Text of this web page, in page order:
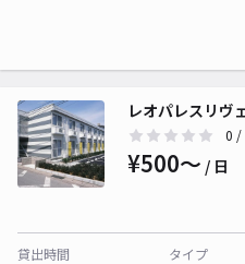
レオパレスリヴ
0 /
¥500〜 / 日
貸出時間
タイプ